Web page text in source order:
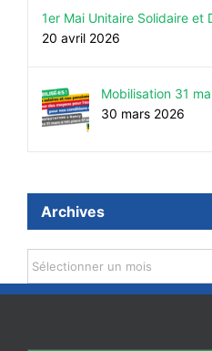
1er Mai Unitaire Solidaire et
20 avril 2026
Mobilisation 31
30 mars 2026
Archives
Archives